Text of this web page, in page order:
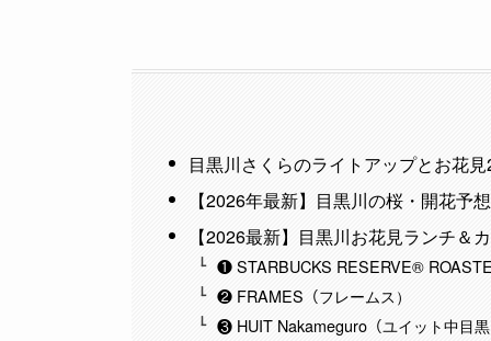
目黒川さくらのライトアップとお花
【2026年最新】目黒川の桜・開花予
【2026最新】目黒川お花見ランチ＆
❶ STARBUCKS RESERVE®
❷ FRAMES（フレームス）
❸ HUIT Nakameguro（ユイット中目